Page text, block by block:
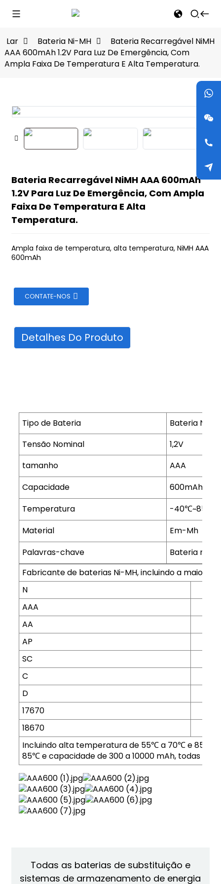
Lar Bateria Ni-MH
Bateria Recarregável NiMH
AAA 600mAh 1.2V Para Luz De Emergência, Com
Ampla Faixa De Temperatura E Alta Temperatura.
Bateria Recarregável NiMH AAA 600mAh
1.2V Para Luz De Emergência, Com Ampla
Faixa De Temperatura E Alta
Temperatura.
Ampla faixa de temperatura, alta temperatura, NiMH AAA
600mAh
CONTATE-NOS
Detalhes Do Produto
Tipo de Bateria
Bateria Ni-
Tensão Nominal
1,2V
tamanho
AAA
Capacidade
600mAh
Temperatura
-40℃~85℃
Material
Em-Mh
Palavras-chave
Bateria
Fabricante de baterias Ni-MH, incluindo a maioria
N
AAA
AA
AP
SC
C
D
17670
18670
Incluindo alta temperatura de 55℃ a 70℃ e 85℃,
85℃ e capacidade de 300 a 10000 mAh, todas
Todas as baterias de substituição e
sistemas de armazenamento de energia